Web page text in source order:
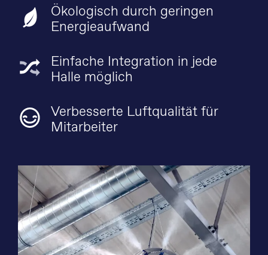
Ökologisch durch geringen
Energieaufwand
Einfache Integration in jede
Halle möglich
Verbesserte Luftqualität für
Mitarbeiter